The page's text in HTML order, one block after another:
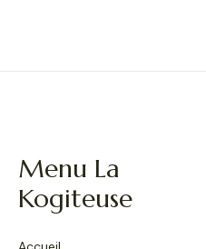
Menu La
Kogiteuse